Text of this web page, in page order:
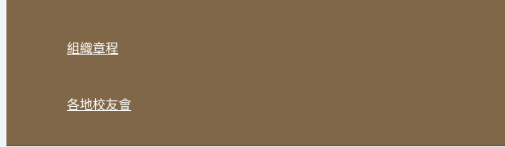
組織章程
各地校友會